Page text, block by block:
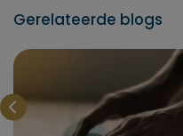
Gerelateerde blogs